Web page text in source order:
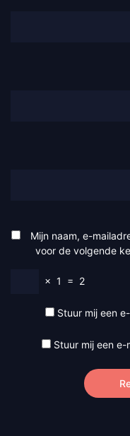
Mijn naam, e-
voor de volgende
× 1 = 2
Stuur mij een
Stuur mij een